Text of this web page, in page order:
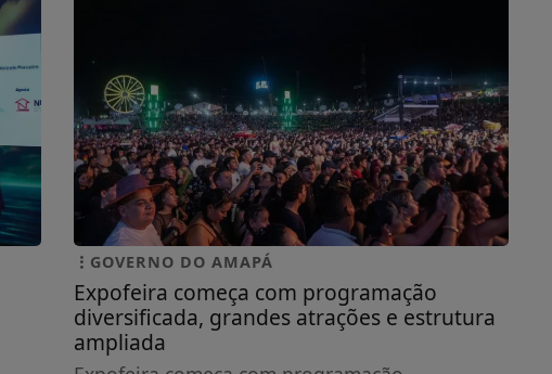
GOVERNO DO AMAPÁ
Expofeira começa com programação
diversificada, grandes atrações e estrutura
ampliada